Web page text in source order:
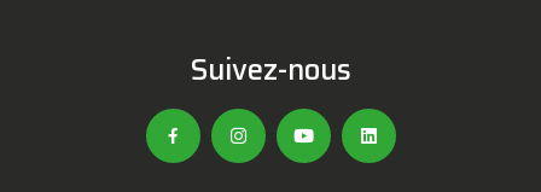
Suivez-nous